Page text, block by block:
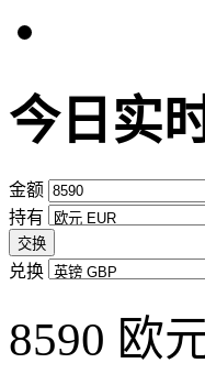
今日实
金额
持有
交换
兑换
8590 欧